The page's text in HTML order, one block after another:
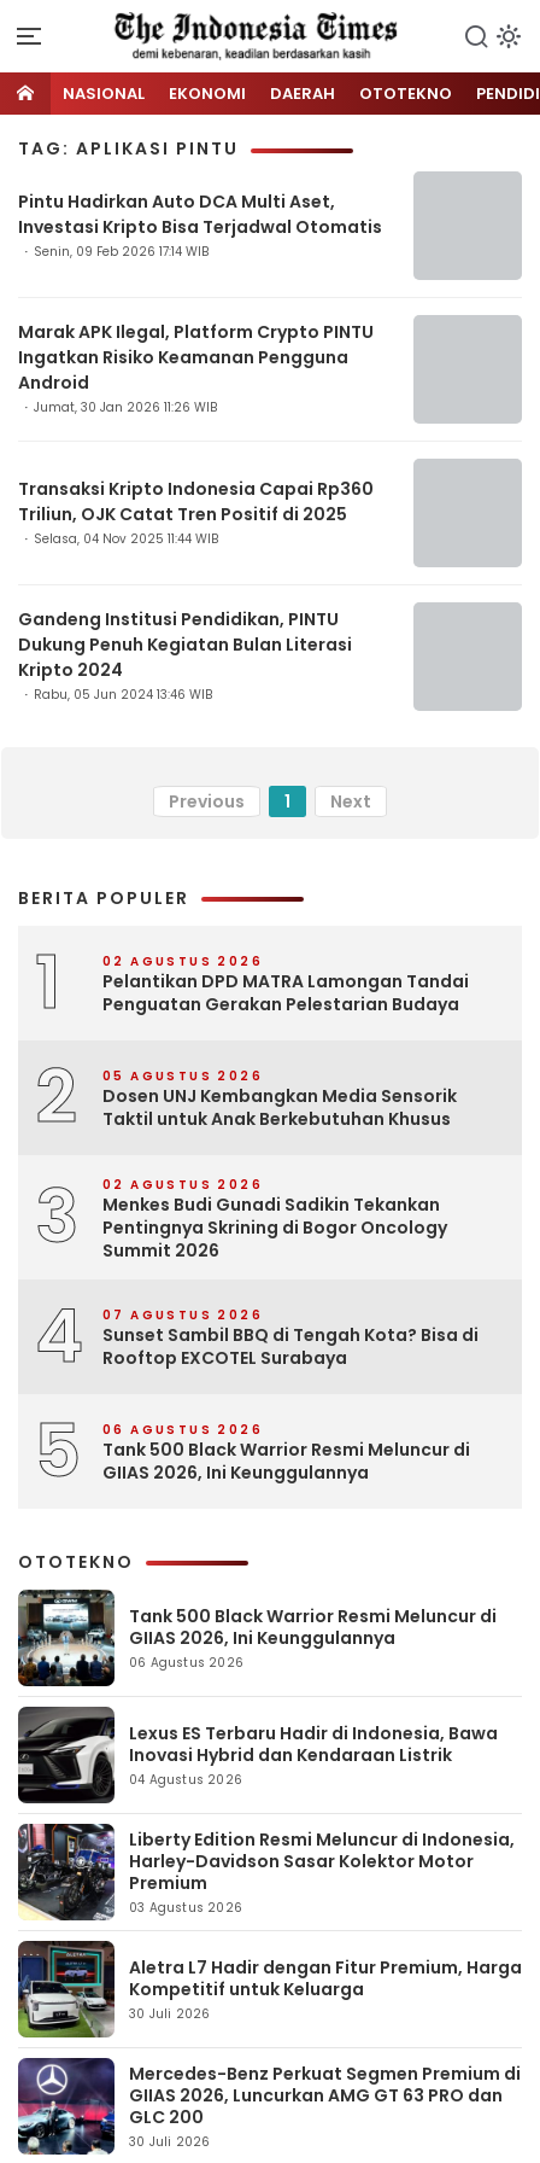
NASIONAL EKONOMI DAERAH OTOTEKNO
TAG: APLIKASI PINTU
Pintu Hadirkan Auto DCA Multi Aset,
Investasi Kripto Bisa Terjadwal Otomatis
Senin, 09 Feb 2026 17:14 WIB
Marak APK Ilegal, Platform Crypto PINTU
Ingatkan Risiko Keamanan Pengguna
Android
Jumat, 30 Jan 2026 11:26 WIB
Transaksi Kripto Indonesia Capai Rp360
Triliun, OJK Catat Tren Positif di 2025
Selasa, 04 Nov 2025 11:44 WIB
Gandeng Institusi Pendidikan, PINTU
Dukung Penuh Kegiatan Bulan Literasi
Kripto 2024
Rabu, 05 Jun 2024 13:46 WIB
Previous 1 Next
BERITA POPULER
1 02 AGUSTUS 2026
Pelantikan DPD MATRA Lamongan Tandai
Penguatan Gerakan Pelestarian Budaya
2 05 AGUSTUS 2026
Dosen UNJ Kembangkan Media Sensorik
Taktil untuk Anak Berkebutuhan Khusus
3 02 AGUSTUS 2026
Menkes Budi Gunadi Sadikin Tekankan
Pentingnya Skrining di Bogor Oncology
Summit 2026
4 07 AGUSTUS 2026
Sunset Sambil BBQ di Tengah Kota? Bisa di
Rooftop EXCOTEL Surabaya
5 06 AGUSTUS 2026
Tank 500 Black Warrior Resmi Meluncur di
GIIAS 2026, Ini Keunggulannya
OTOTEKNO
Tank 500 Black Warrior Resmi Meluncur di
GIIAS 2026, Ini Keunggulannya
06 Agustus 2026
Lexus ES Terbaru Hadir di Indonesia, Bawa
Inovasi Hybrid dan Kendaraan Listrik
04 Agustus 2026
Liberty Edition Resmi Meluncur di Indonesia,
Harley-Davidson Sasar Kolektor Motor
Premium
03 Agustus 2026
Aletra L7 Hadir dengan Fitur Premium, Harga
Kompetitif untuk Keluarga
30 Juli 2026
Mercedes-Benz Perkuat Segmen Premium di
GIIAS 2026, Luncurkan AMG GT 63 PRO dan
GLC 200
30 Juli 2026